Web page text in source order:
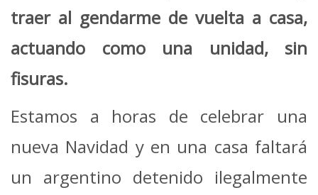
traer al gendarme de vuelta a casa,
actuando como una unidad, sin
fisuras.
Estamos a horas de celebrar una
nueva Navidad y en una casa faltará
un argentino detenido ilegalmente